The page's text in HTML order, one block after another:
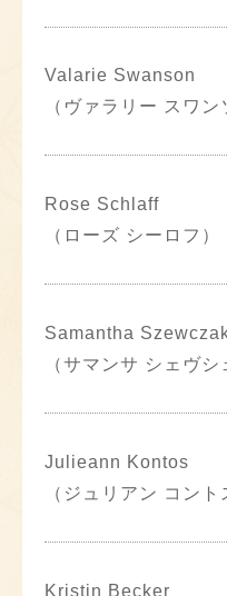
Valarie Swanson
（ヴァラリー スワン
Rose Schlaff
（ローズ シーロフ）
Samantha
（サマンサ シェヴシ
Julieann Kontos
（ジュリアン コント
Kristin Becker